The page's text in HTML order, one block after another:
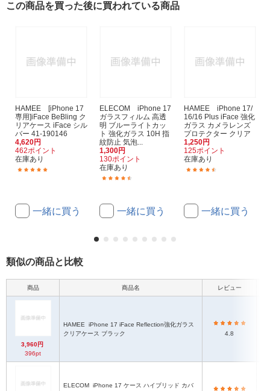
この商品を買った後に買われている商品
HAMEE [iPhone 17
専用]iFace BeBling ク
リアケース iFace シル
バー 41-190146
4,620円
462ポイント
在庫あり
一緒に買う
ELECOM iPhone 17
ガラスフィルム 高透
明 ブルーライトカッ
ト 強化ガラス 10H 指
紋防止 気泡...
1,300円
130ポイント
在庫あり
一緒に買う
HAMEE iPhone 17/
16/16 Plus iFace 強化
ガラス カメラレンズ
プロテクター クリア
1,250円
125ポイント
在庫あり
一緒に買う
類似の商品と比較
商品 商品名 レビュー
3,960円
396pt
HAMEE
クリアケース ブラック
4.8
ELECOM